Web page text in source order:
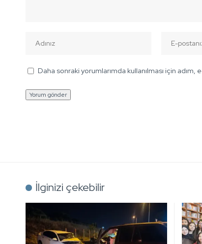
Daha sonraki yorumlarımda kullanılması için
İlginizi çekebilir